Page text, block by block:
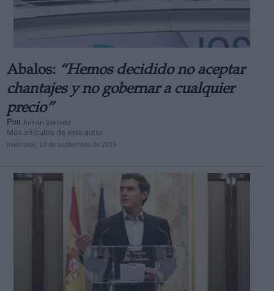
Abalos: “Hemos decidido no aceptar
chantajes y no gobernar a cualquier
precio”
Por Adrián Sánchez
Más artículos de este autor
miércoles, 18 de septiembre de 2019
Derechos:
Información adicional
link